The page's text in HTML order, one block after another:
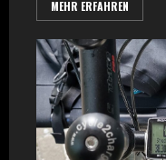
MEHR ERFAHREN